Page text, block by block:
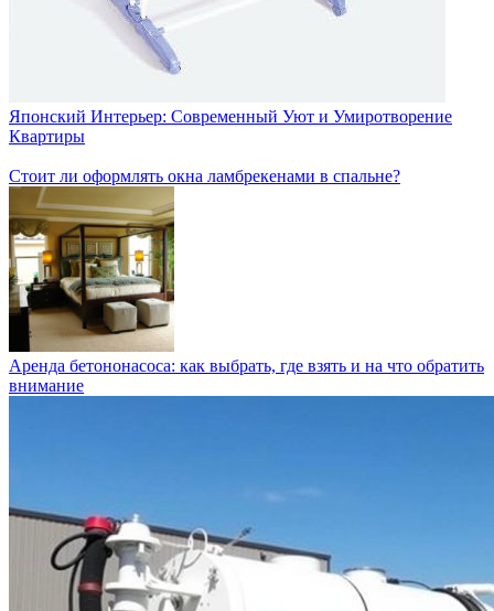
Японский Интерьер: Современный Уют и Умиротворение
Квартиры
Стоит ли оформлять окна ламбрекенами в спальне?
Аренда бетононасоса: как выбрать, где взять и на что обратить
внимание